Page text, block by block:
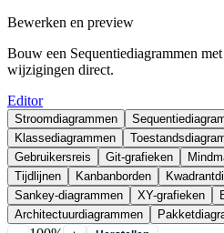
Bewerken en preview
Bouw een Sequentiediagrammen
wijzigingen direct.
Editor
Stroomdiagrammen
Klassediagrammen
Gebruikersreis
Git-grafieken
Tijdlijnen
Kanbanborden
Sankey-diagrammen
XY-grafieken
Architectuurdiagrammen